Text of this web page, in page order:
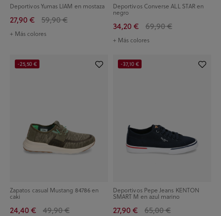
Deportivos Yumas LIAM en mostaza
27,90 € 59,90 €
+ Más colores
Deportivos Converse ALL STAR en
negro
34,20 € 69,90 €
+ Más colores
Zapatos casual Mustang 84786 en
caki
24,40 € 49,90 €
-25,50 €
Deportivos Pepe Jeans KENTON
SMART M en azul marino
27,90 € 65,00 €
-37,10 €